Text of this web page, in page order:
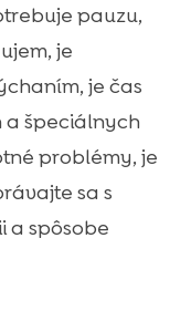
pauzu,
je
je čas
a špeciálnych
problémy, je
sa s
a spôsobe